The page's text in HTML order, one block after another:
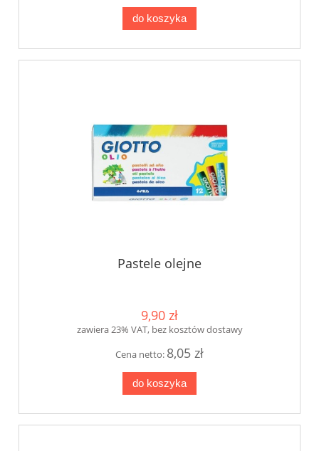
do koszyka
Pastele olejne
9,90 zł
zawiera 23% VAT, bez kosztów dostawy
Cena netto: 8,05 zł
do koszyka